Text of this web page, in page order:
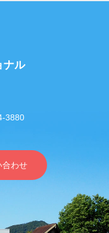
ナル
3880
合わせ